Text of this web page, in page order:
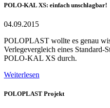
POLO-KAL XS: einfach unschlagbar!
04.09.2015
POLOPLAST wollte es genau
Verlegevergleich eines Standard-
POLO-KAL XS durch.
Weiterlesen
POLOPLAST Projekt